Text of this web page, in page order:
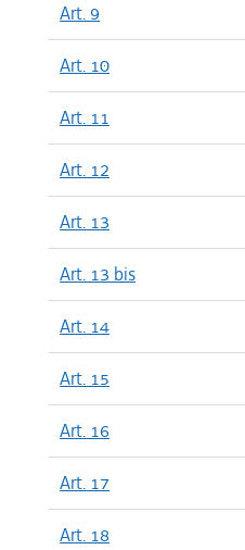
Art. 9
Art. 10
Art. 11
Art. 12
Art. 13
Art. 13 bis
Art. 14
Art. 15
Art. 16
Art. 17
Art. 18